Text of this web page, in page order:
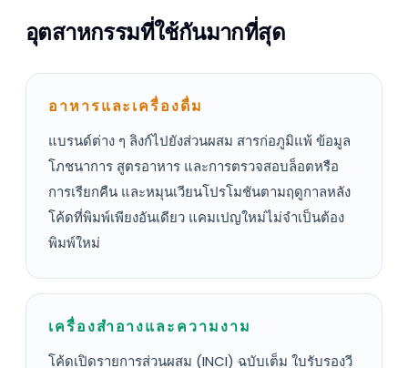
อุตสาหกรรมที่ใช้กันมากที่สุด
อาหารและเครื่องดื่ม
แบรนด์ต่าง ๆ ลิงก์ไปยังส่วนผสม สารก่อภูมิแพ้ ข้อมูล
โภชนาการ สูตรอาหาร และการตรวจสอบล็อตหรือ
การเรียกคืน และหมุนเวียนโปรโมชันตามฤดูกาลหลัง
โค้ดที่พิมพ์เพียงอันเดียว แคมเปญใหม่ไม่จำเป็นต้อง
พิมพ์ใหม่
เครื่องสำอางและความงาม
โค้ดเปิดรายการส่วนผสม (INCI) ฉบับเต็ม ใบรับรองวี